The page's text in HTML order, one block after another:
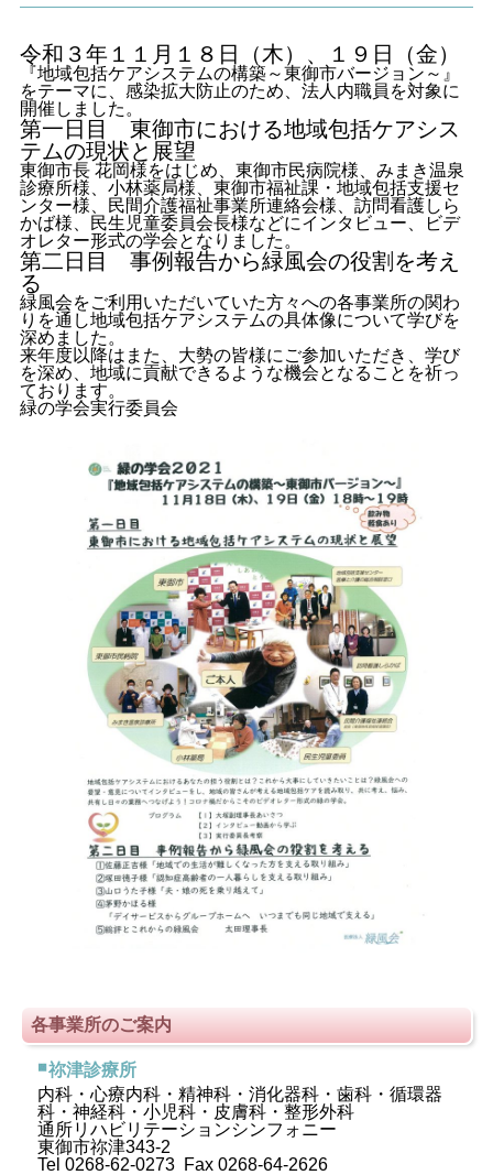
令和３年１１月１８日（木）、１９日（金）
『地域包括ケアシステムの構築～東御市バージョン～』
をテーマに、感染拡大防止のため、法人内職員を対象に
開催しました。
第一日目 東御市における地域包括ケアシス
テムの現状と展望
東御市長 花岡様をはじめ、東御市民病院様、みまき温泉
診療所様、小林薬局様、東御市福祉課・地域包括支援セ
ンター様、民間介護福祉事業所連絡会様、訪問看護しら
かば様、民生児童委員会長様などにインタビュー、ビデ
オレター形式の学会となりました。
第二日目 事例報告から緑風会の役割を考え
る
緑風会をご利用いただいていた方々への各事業所の関わ
りを通し地域包括ケアシステムの具体像について学びを
深めました。
来年度以降はまた、大勢の皆様にご参加いただき、学び
を深め、地域に貢献できるような機会となることを祈っ
ております。
緑の学会実行委員会
各事業所のご案内
祢津診療所
内科・心療内科・精神科・消化器科・歯科・循環器
科・神経科・小児科・皮膚科・整形外科
通所リハビリテーションシンフォニー
東御市祢津343-2
Tel 0268-62-0273 Fax 0268-64-2626